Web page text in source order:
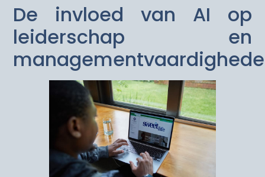
De invloed van AI op
leiderschap en